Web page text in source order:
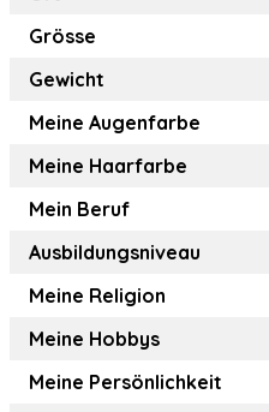
Grösse
Gewicht
Meine Augenfarbe
Meine Haarfarbe
Mein Beruf
Ausbildungsniveau
Meine Religion
Meine Hobbys
Meine Persönlichkeit